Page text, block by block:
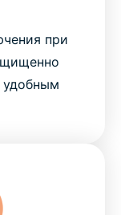
при
удобным